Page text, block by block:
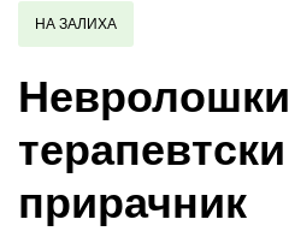
НА ЗАЛИХА
Невролошки
терапевтски
прирачник